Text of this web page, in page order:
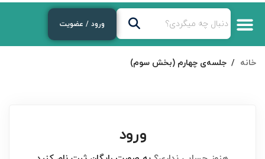
ورود / عضویت
خانه جلسه‌ی چهارم (بخش سوم)
ورود